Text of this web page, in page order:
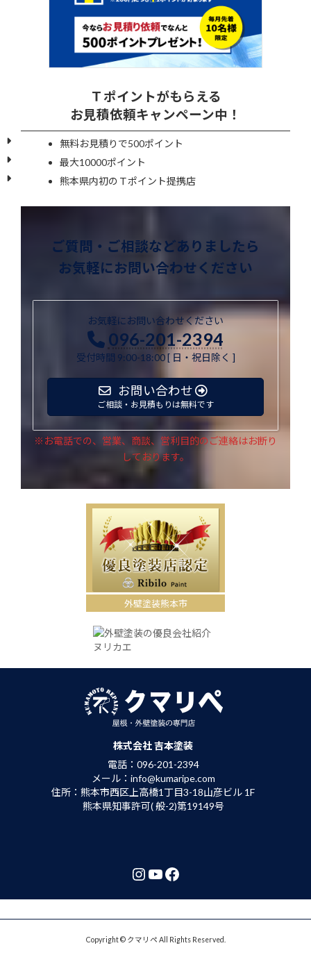
Ｔポイントがもらえる
お見積依頼キャンペーン中！
無料お見積りで500ポイント
最大10000ポイント
熊本県内初のＴポイント提携店
ご質問・ご相談などありましたら
お気軽にお問い合わせください
お気軽にお問い合わせください
096-201-2394
受付時間 9:00-18:00 [ 日・祝日除く ]
お問い合わせ
ご相談・お見積もりは無料です
※お電話での、営業、商談、営利目的のご連絡はお断り
しております。
外壁塗装熊本市
株式会社 吉本塗装
電話：096-201-2394
メール：info@kumaripe.com
住所：熊本市西区上高橋1丁目3-18山彦ビル 1F
熊本県知事許可( 般-2)第19149号
Instagram
YouTube
Facebook
Copyright © クマリペ All Rights Reserved.